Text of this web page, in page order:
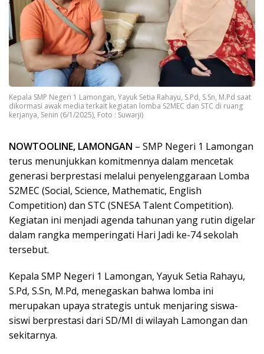
Kepala SMP Negeri 1 Lamongan, Yayuk Setia Rahayu, S.Pd, S.Sn, M.Pd saat
dikormasi awak media terkait kegiatan lomba S2MEC dan STC di ruang
kerjanya, Senin (6/1/2025), Foto : Suwarji)
NOWTOOLINE, LAMONGAN – SMP Negeri 1 Lamongan
terus menunjukkan komitmennya dalam mencetak
generasi berprestasi melalui penyelenggaraan Lomba
S2MEC (Social, Science, Mathematic, English
Competition) dan STC (SNESA Talent Competition).
Kegiatan ini menjadi agenda tahunan yang rutin digelar
dalam rangka memperingati Hari Jadi ke-74 sekolah
tersebut.
Kepala SMP Negeri 1 Lamongan, Yayuk Setia Rahayu,
S.Pd, S.Sn, M.Pd, menegaskan bahwa lomba ini
merupakan upaya strategis untuk menjaring siswa-
siswi berprestasi dari SD/MI di wilayah Lamongan dan
sekitarnya.